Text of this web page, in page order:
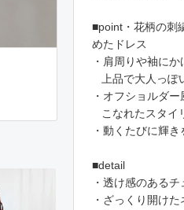
■point・花柄の刺
めたドレス
・肩周りや袖に
上品で大人っぽ
・オフショルダ
こなれたスタイ
・動くたびに輝
■detail
・透け感のある
・ざっくり開け